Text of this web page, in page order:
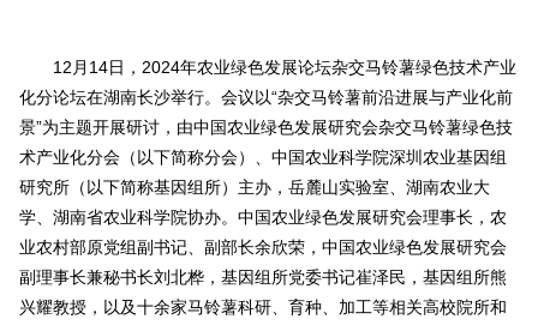
12月14日，2024年农业绿色发展论坛杂交马铃薯绿色技术产业
化分论坛在湖南长沙举行。会议以“杂交马铃薯前沿进展与产业化前
景”为主题开展研讨，由中国农业绿色发展研究会杂交马铃薯绿色技
术产业化分会（以下简称分会）、中国农业科学院深圳农业基因组
研究所（以下简称基因组所）主办，岳麓山实验室、湖南农业大
学、湖南省农业科学院协办。中国农业绿色发展研究会理事长，农
业农村部原党组副书记、副部长余欣荣，中国农业绿色发展研究会
副理事长兼秘书长刘北桦，基因组所党委书记崔泽民，基因组所熊
兴耀教授，以及十余家马铃薯科研、育种、加工等相关高校院所和